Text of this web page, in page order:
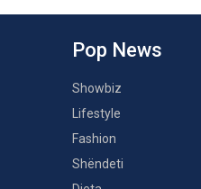
Pop News
Showbiz
Lifestyle
Fashion
Shëndeti